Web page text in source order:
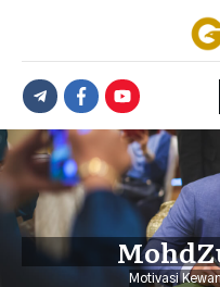
Motivasi